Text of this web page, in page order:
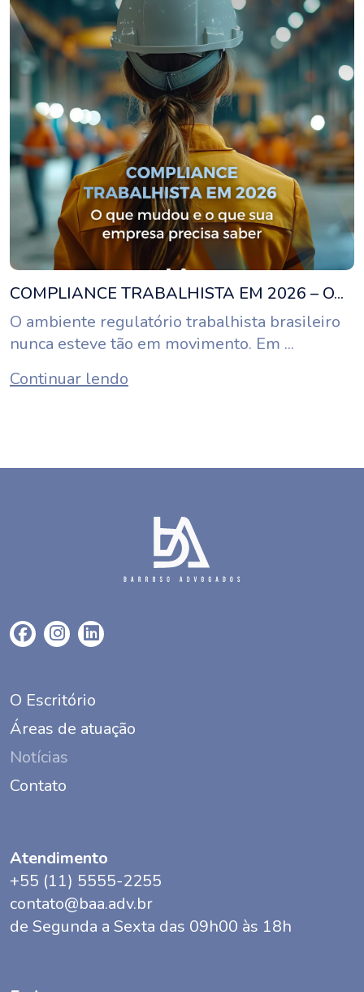
COMPLIANCE TRABALHISTA EM 2026 – O...
O ambiente regulatório trabalhista brasileiro
nunca esteve tão em movimento. Em ...
Continuar lendo
O Escritório
Áreas de atuação
Notícias
Contato
Atendimento
+55 (11) 5555-2255
contato@baa.adv.br
de Segunda a Sexta das 09h00 às 18h